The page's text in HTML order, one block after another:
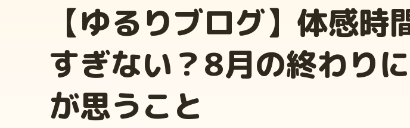
【ゆるりブログ】体感時
すぎない？8月の終わり
が思うこと